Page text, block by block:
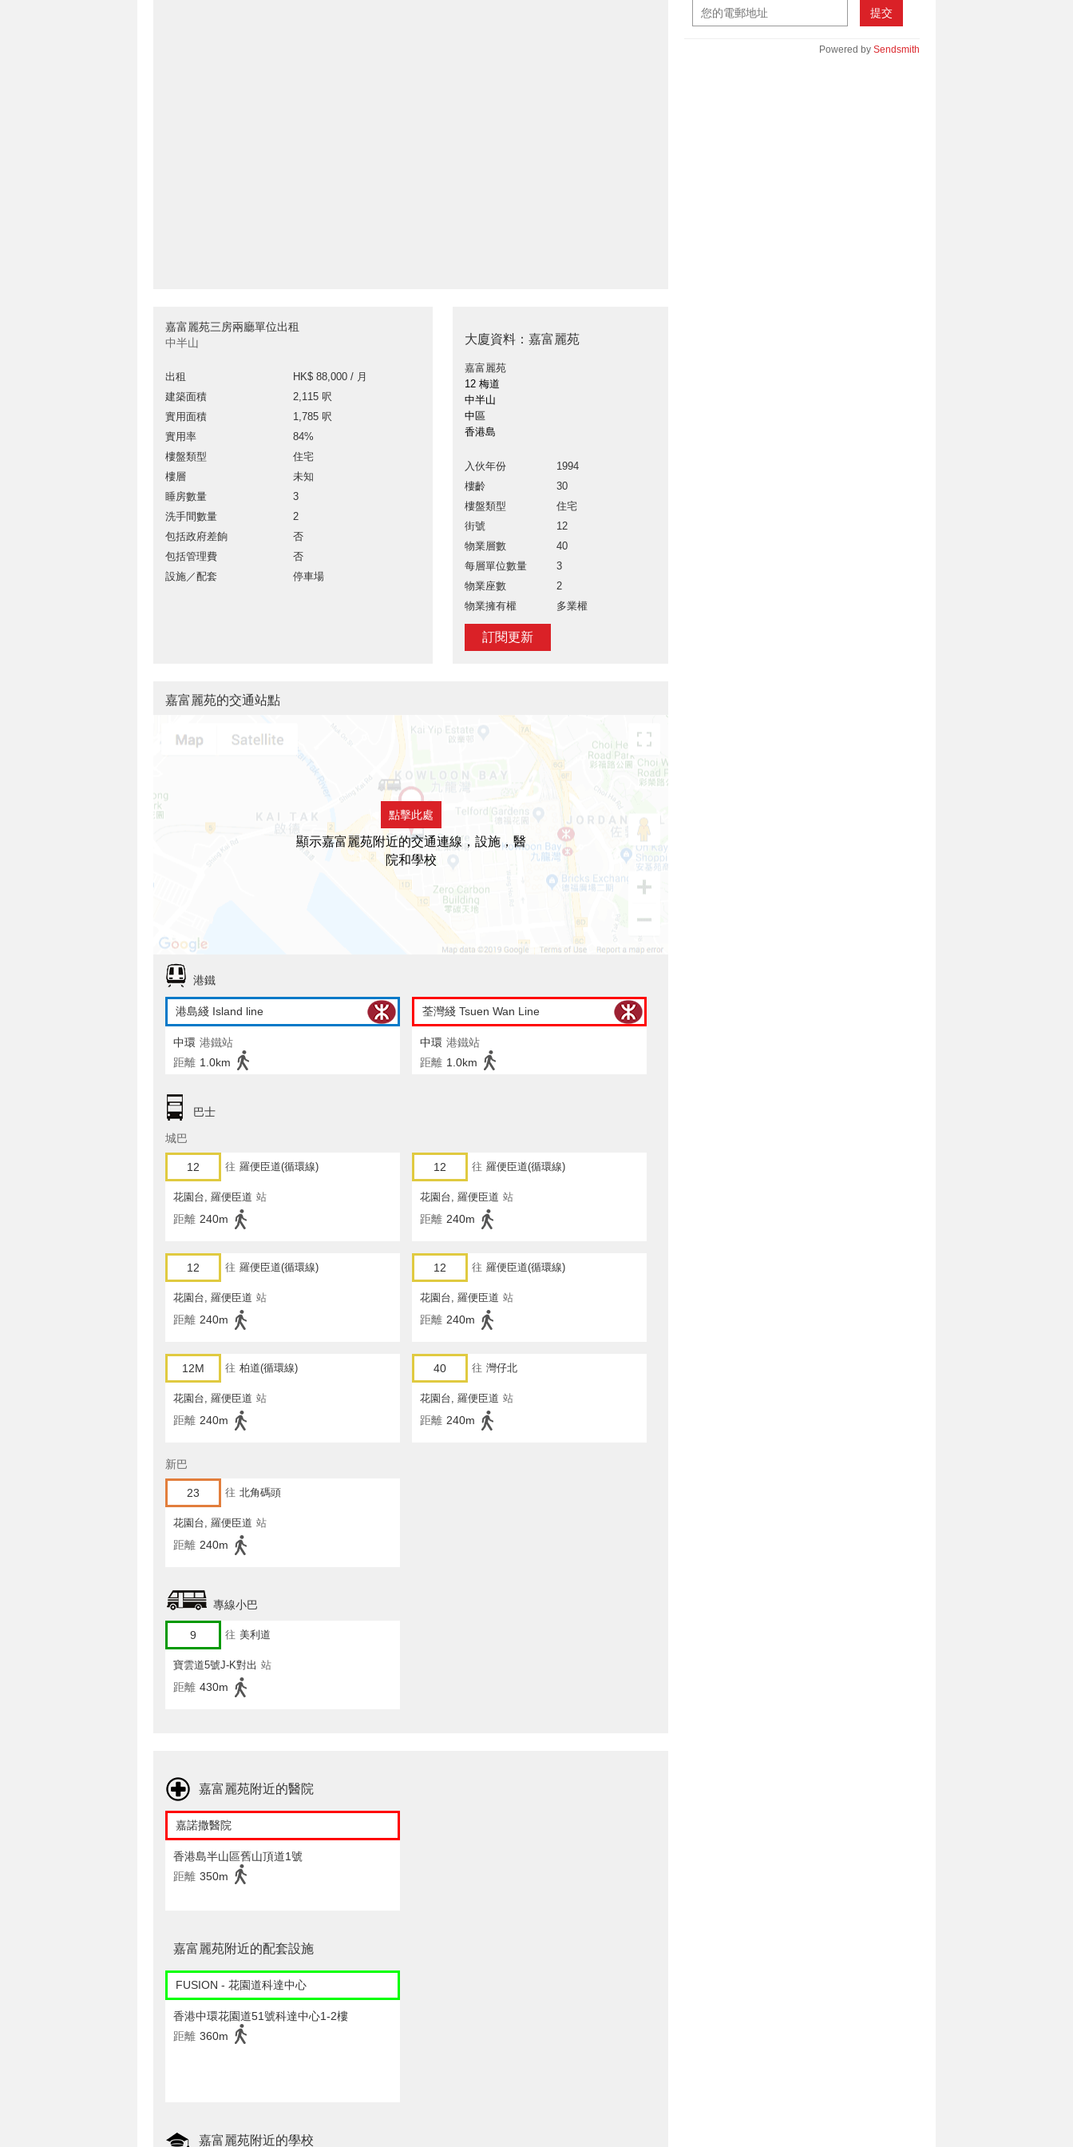
嘉富麗苑三房兩廳單位出租
中半山
出租
HK$ 88,000 / 月
建築面積
2,115 呎
實用面積
1,785 呎
實用率
84%
樓盤類型
住宅
樓層
未知
睡房數量
3
洗手間數量
2
包括政府差餉
否
包括管理費
否
設施／配套
停車場
大廈資料：嘉富麗苑
嘉富麗苑
12 梅道
中半山
中區
香港島
入伙年份
1994
樓齡
30
樓盤類型
住宅
街號
12
物業層數
40
每層單位數量
3
物業座數
2
物業擁有權
多業權
訂閱更新
提交
Powered by Sendsmith
嘉富麗苑的交通站點
點擊此處
顯示嘉富麗苑附近的交通連線，設施，醫
院和學校
港鐵
港島綫 Island line
中環 港鐵站
距離 1.0km
荃灣綫 Tsuen Wan Line
中環 港鐵站
距離 1.0km
巴士
城巴
12 往 羅便臣道(循環線)
花園台, 羅便臣道 站
距離 240m
12 往 羅便臣道(循環線)
花園台, 羅便臣道 站
距離 240m
12 往 羅便臣道(循環線)
花園台, 羅便臣道 站
距離 240m
12 往 羅便臣道(循環線)
花園台, 羅便臣道 站
距離 240m
12M 往 柏道(循環線)
花園台, 羅便臣道 站
距離 240m
40 往 灣仔北
花園台, 羅便臣道 站
距離 240m
新巴
23 往 北角碼頭
花園台, 羅便臣道 站
距離 240m
專線小巴
9 往 美利道
寶雲道5號J-K對出 站
距離 430m
嘉富麗苑附近的醫院
嘉諾撒醫院
香港島半山區舊山頂道1號
距離 350m
嘉富麗苑附近的配套設施
FUSION - 花園道科達中心
香港中環花園道51號科達中心1-2樓
距離 360m
嘉富麗苑附近的學校